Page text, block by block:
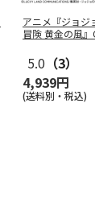
アニメ『ジョジ
冒険 黄金の風
5.0 （3）
4,939円
(送料別・税込)